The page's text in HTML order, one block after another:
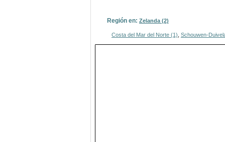
Región en: Zelanda (2)
Costa del Mar del Norte (1) Schouwen-